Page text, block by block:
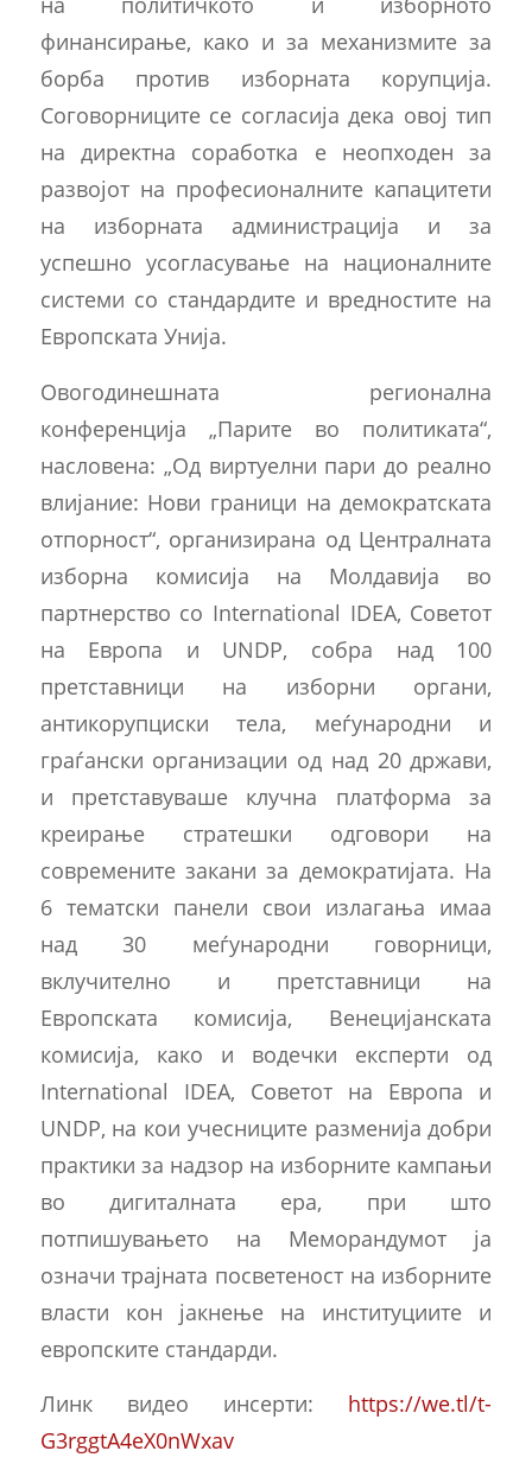
финансирање, како и за механизмите за
борба против изборната корупција.
Соговорниците се согласија дека овој тип
на директна соработка е неопходен за
развојот на професионалните капацитети
на изборната администрација и за
успешно усогласување на националните
системи со стандардите и вредностите на
Европската Унија.
Овогодинешната регионална
конференција „Парите во политиката“,
насловена: „Од виртуелни пари до реално
влијание: Нови граници на демократската
отпорност“, организирана од Централната
изборна комисија на Молдавија во
партнерство со International IDEA, Советот
на Европа и UNDP, собра над 100
претставници на изборни органи,
антикорупциски тела, меѓународни и
граѓански организации од над 20 држави,
и претставуваше клучна платформа за
креирање стратешки одговори на
современите закани за демократијата. На
6 тематски панели свои излагања имаа
над 30 меѓународни говорници,
вклучително и претставници на
Европската комисија, Венецијанската
комисија, како и водечки експерти од
International IDEA, Советот на Европа и
UNDP, на кои учесниците разменија добри
практики за надзор на изборните кампањи
во дигиталната ера, при што
потпишувањето на Меморандумот ја
означи трајната посветеност на изборните
власти кон јакнење на институциите и
европските стандарди.
Линк видео инсерти: https://we.tl/t-
G3rggtA4eX0nWxav